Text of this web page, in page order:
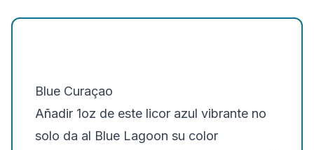
Blue Curaçao
Añadir 1oz de este licor azul vibrante no
solo da al Blue Lagoon su color